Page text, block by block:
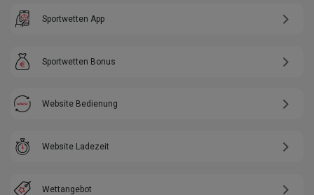
Sportwetten App
Sportwetten Bonus
Website Bedienung
Website Ladezeit
Wettangebot